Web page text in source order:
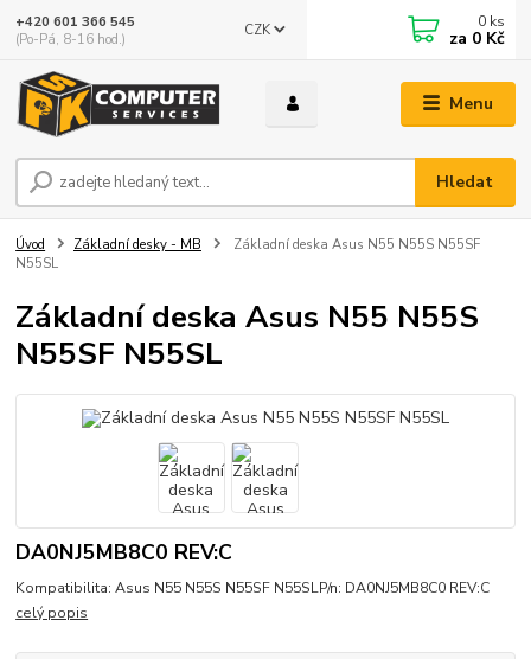
Menu
CZK
Hledat
+420 601 366 545
(Po-Pá, 8-16 hod.)
0 ks
za 0 Kč
Úvod Základní desky - MB
Základní deska Asus N55 N55S N55SF
N55SL
Základní deska Asus N55 N55S
N55SF N55SL
DA0NJ5MB8C0 REV:C
Kompatibilita: Asus N55 N55S N55SF N55SLP/n: DA0NJ5MB8C0 REV:C
celý popis